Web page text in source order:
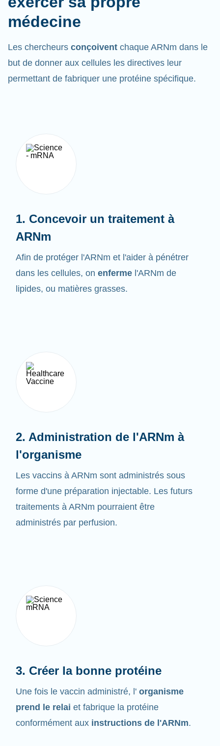
médecine
but de donner aux cellules les directives leur
permettant de fabriquer une protéine spécifique.
ARNm
Afin de protéger l'ARNm et l'aider à pénétrer
dans les cellules, onenferme l'ARNm de
lipides, ou matières grasses.
l'organisme
Les vaccins à ARNm sont administrés sous
forme d'une préparation injectable. Les futurs
traitements à ARNm pourraient être
administrés par perfusion.
Une fois le vaccin administré, l'organisme
prend le relaiet fabrique la protéine
conformément auxinstructions de l'ARNm